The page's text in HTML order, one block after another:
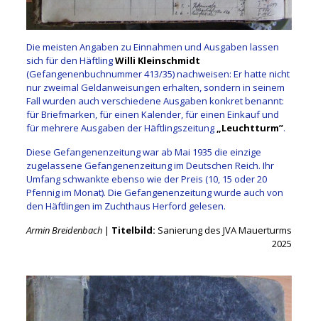
Die meisten Angaben zu Einnahmen und Ausgaben lassen
sich für den HäftlingWilli Kleinschmidt
(Gefangenenbuchnummer 413/35) nachweisen: Er hatte nicht
nur zweimal Geldanweisungen erhalten, sondern in seinem
Fall wurden auch verschiedene Ausgaben konkret benannt:
für Briefmarken, für einen Kalender, für einen Einkauf und
für mehrere Ausgaben der Häftlingszeitung „Leuchtturm”.
Diese Gefangenenzeitung war ab Mai 1935 die einzige
zugelassene Gefangenenzeitung im Deutschen Reich. Ihr
Umfang schwankte ebenso wie der Preis (10, 15 oder 20
Pfennig im Monat). Die Gefangenenzeitung wurde auch von
den Häftlingen im Zuchthaus Herford gelesen.
Armin Breidenbach | Titelbild: Sanierung des JVA Mauerturms
2025